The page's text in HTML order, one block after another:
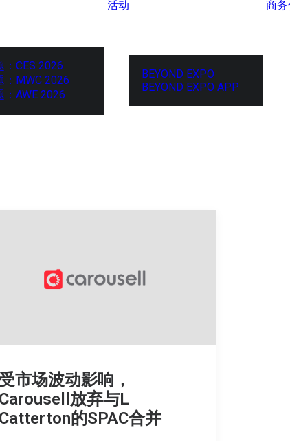
：CES 2026
：MWC 2026
：AWE 2026
活动
BEYOND EXPO
BEYOND EXPO APP
商
受市场波动影响，
Carousell放弃与L
Catterton的SPAC合并